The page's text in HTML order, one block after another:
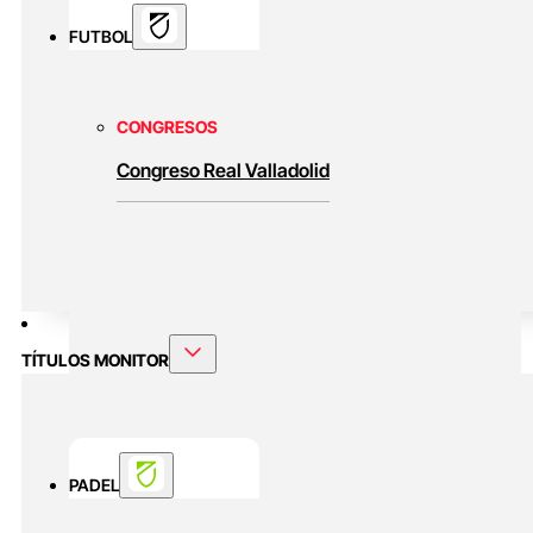
FUTBOL
CONGRESOS
Congreso Real Valladolid
TÍTULOS MONITOR
PADEL